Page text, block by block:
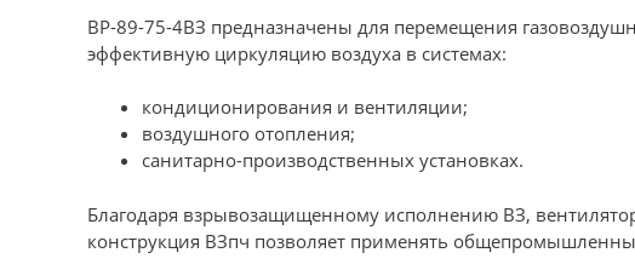
ВР-89-75-4ВЗ предназначены для перемещения
эффективную циркуляцию воздуха в системах:
кондиционирования и вентиляции;
воздушного отопления;
санитарно-производственных установках.
Благодаря взрывозащищенному исполнению ВЗ,
конструкция ВЗпч позволяет применять